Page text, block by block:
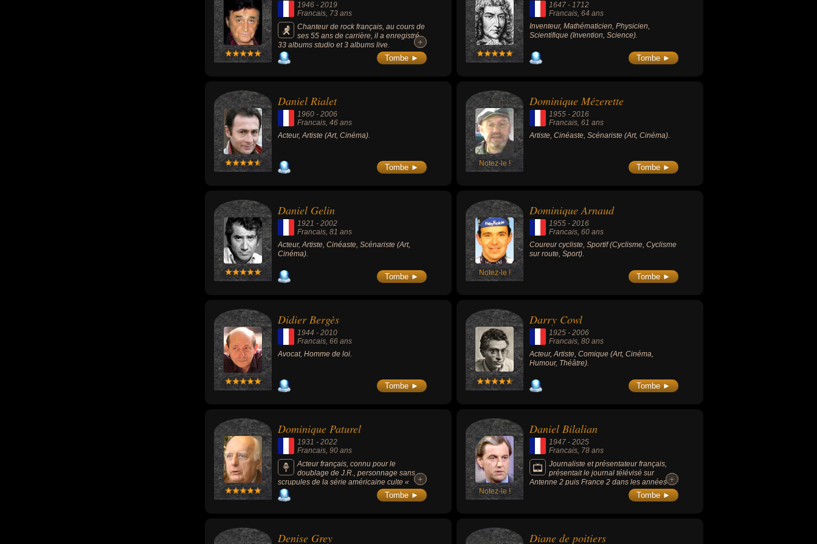
1946 - 2019
Francais , 73 ans
Chanteur de rock français, au cours de
ses 55 ans de carrière, il a enregistré
33 albums studio et 3 albums live.
Admirateur inconditionnel d'Elvis Presley,
Johnny Cash et Gene Vincent, il est, avec
+
+
Tombe ►
1647 - 1712
Francais , 64 ans
Inventeur, Mathématicien, Physicien,
Scientifique (Invention, Science).
Tombe ►
Daniel Rialet
1960 - 2006
Francais , 46 ans
Acteur, Artiste (Art, Cinéma).
Tombe ► Notez-le !
Dominique Mézerette
1955 -2016
Francais , 61 ans
Artiste, Cinéaste, Scénariste (Art, Cinéma).
Tombe ►
Daniel Gelin
1921 - 2002
Francais, 81 ans
Acteur, Artiste, Cinéaste, Scénariste (Art,
Cinéma).
Tombe ► Notez-le !
Dominique Arnaud
1955 -2016
Francais, 60 ans
Coureur cycliste, Sportif (Cyclisme, Cyclisme
sur route, Sport).
Tombe ►
Didier Bergès
1944 - 2010
Francais, 66 ans
Avocat, Homme de loi.
Tombe ►
Darry Cowl
1925 -2006
Francais, 80 ans
Acteur, Artiste, Comique (Art, Cinéma,
Humour, Théâtre).
Tombe ►
Dominique Paturel
1931 - 2022
Francais, 90 ans
Acteur français, connu pour le
doublage de J.R., personnage sans
scrupules de la série américaine culte «
Dallas » (1978-1991, drame).
+
+
Tombe ► Notez-le !
Daniel Bilalian
1947 -2025
Francais, 78 ans
Journaliste et présentateur français,
présentait le journal télévisé sur
Antenne 2 puis France 2 dans les années
1980, 1990, et 2000. Il est ensuite directeur
des sports de France Télévisions de 2005 à
+
+
Tombe ►
Denise Grey Diane de poitiers